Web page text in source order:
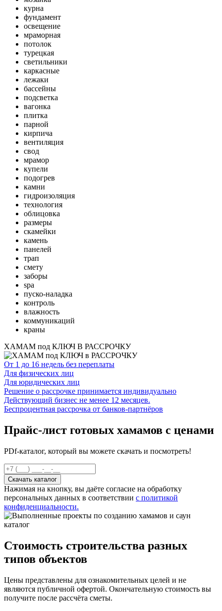
курна
фундамент
освещение
мраморная
потолок
турецкая
светильники
каркасные
лежаки
бассейны
подсветка
вагонка
плитка
парной
кирпича
вентиляция
свод
мрамор
купели
подогрев
камни
гидроизоляция
технология
облицовка
размеры
скамейки
камень
панелей
трап
смету
заборы
spa
пуско-наладка
контроль
влажность
коммуникаций
краны
ХАМАМ под КЛЮЧ В РАССРОЧКУ
От 1 до 16 недель без переплаты
Для физических лиц
Для юридических лиц
Решение о рассрочке принимается индивидуально
Действующий бизнес не менее 12 месяцев.
Беспроцентная рассрочка от банков-партнёров
Прайс-лист готовых хамамов с ценами
PDf-каталог, который вы можете скачать и посмотреть!
Нажимая на кнопку, вы даёте согласие на обработку
персональных данных в соответствии с политикой
конфиденциальности.
каталог
Стоимость строительства разных
типов объектов
Цены представлены для ознакомительных целей и не
являются публичной офертой. Окончательную стоимость вы
получите после рассчёта сметы.